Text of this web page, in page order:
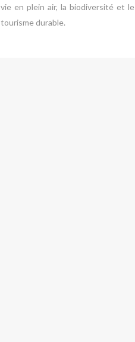
vie en plein air, la biodiversité et le
tourisme durable.